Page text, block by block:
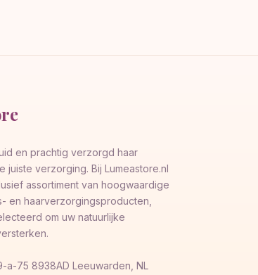
en prachtig verzorgd haar
juiste verzorging. Bij Lumeastore.nl
assortiment van hoogwaardige
en haarverzorgingsproducten,
om uw natuurlijke
a-75 8938AD Leeuwarden, NL